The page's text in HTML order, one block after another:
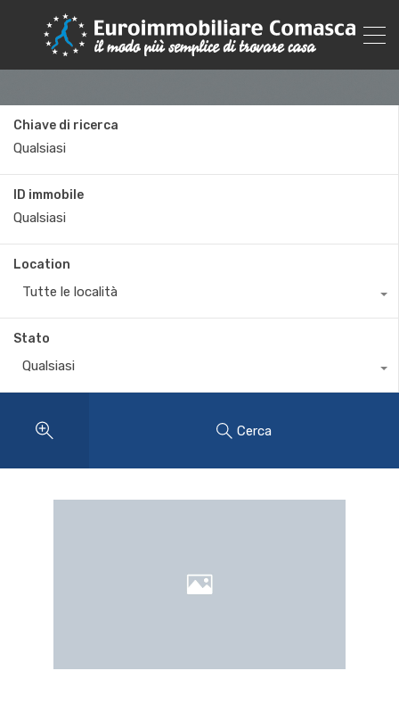
Chiave di ricerca
ID immobile
Location
Tutte le località
Stato
Qualsiasi
Cerca